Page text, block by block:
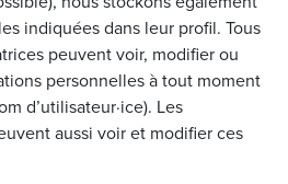
indiquées dans leur profil. Tous
peuvent voir, modifier ou
personnelles à tout moment
d’utilisateur·ice). Les
aussi voir et modifier ces